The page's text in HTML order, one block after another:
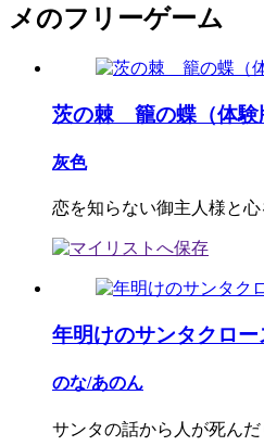
メのフリーゲーム
茨の棘 籠の蝶（体験
灰色
恋を知らない御主人様と
年明けのサンタクロー
のな/あのん
サンタの話から人が死ん